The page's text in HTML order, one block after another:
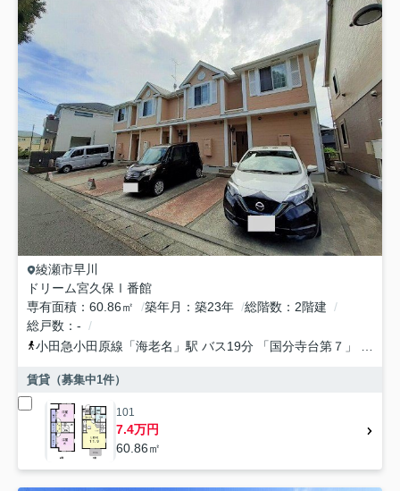
綾瀬市早川
ドリーム宮久保Ⅰ番館
専有面積
60.86㎡ 築年月 築23年 総階数
2階建
総戸数
-
小田急小田原線 「海老名 」駅 バス19分 「国分寺台第７」 停歩8分
賃貸（募集中1件）
101
7.4万円
60.86㎡